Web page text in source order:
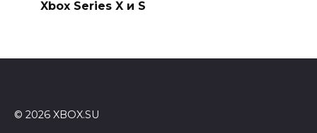
Xbox Series X и S
© 2026 XBOX.SU